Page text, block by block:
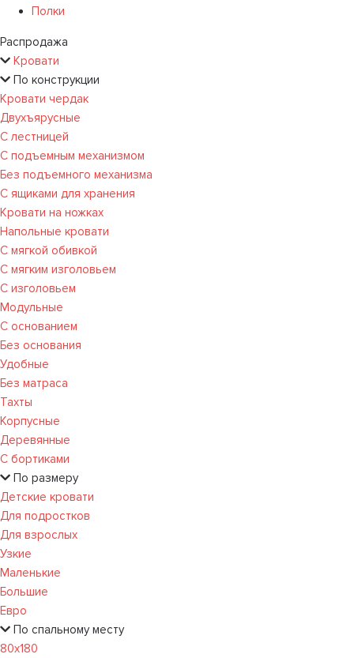
Полки
Распродажа
Кровати
По конструкции
Кровати чердак
Двухъярусные
С лестницей
С подъемным механизмом
Без подъемного механизма
С ящиками для хранения
Кровати на ножках
Напольные кровати
С мягкой обивкой
С мягким изголовьем
С изголовьем
Модульные
С основанием
Без основания
Удобные
Без матраса
Тахты
Корпусные
Деревянные
С бортиками
По размеру
Детские кровати
Для подростков
Для взрослых
Узкие
Маленькие
Большие
Евро
По спальному месту
80х180